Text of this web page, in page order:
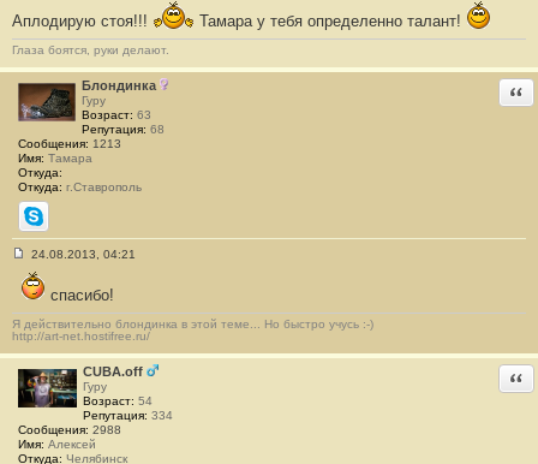
о
б
щ
е
н
и
е
#
1
8
Аплодирую стоя!!! Тамара у тебя определенно талант!
Глаза боятся, руки делают.
Блондинка
Гуру
Возраст: 63
Репутация: 68
Сообщения: 1213
Имя: Тамара
Откуда:
Откуда: г.Ставрополь
Skype
о
о
щ
е
н
е
#
1
24.08.2013, 04:21
спасибо!
Я действительно блондинка в этой теме... Но быстро учусь :-)
http://art-net.hostifree.ru/
CUBA.off
Гуру
Возраст: 54
Репутация: 334
Сообщения: 2988
Имя: Алексей
Откуда: Челябинск